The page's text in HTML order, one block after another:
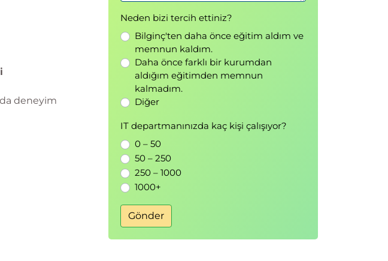
deneyim
Neden bizi tercih ettiniz?
Bilginç'ten daha önce eğitim aldım ve
memnun kaldım.
Daha önce farklı bir kurumdan
aldığım eğitimden memnun
kalmadım.
Diğer
IT departmanınızda kaç kişi çalışıyor?
0 – 50
50 – 250
250 – 1000
1000+
Gönder